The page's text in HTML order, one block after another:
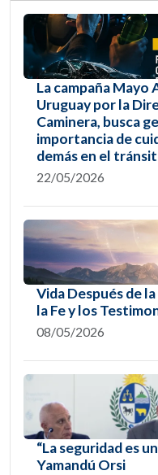
La campaña Mayo
Uruguay por la
Caminera, busca
importancia de
demás en el
22/05/2026
Vida Después de
la Fe y los
08/05/2026
“La seguridad es
Yamandú Orsi